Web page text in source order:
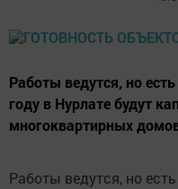
Работы ведутся, но
году в Нурлате будут
многоквартирных
Работы ведутся, но